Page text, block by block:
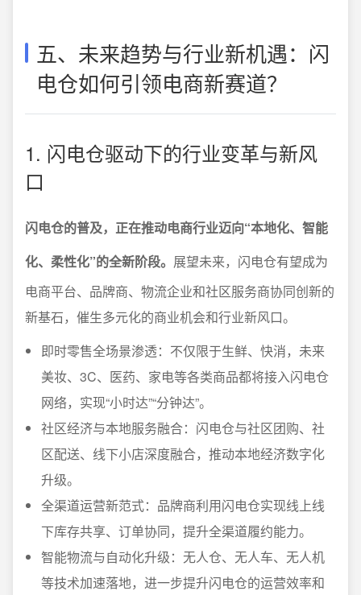
五、未来趋势与行业新机遇：闪
电仓如何引领电商新赛道？
1. 闪电仓驱动下的行业变革与新风
口
闪电仓的普及，正在推动电商行业迈向“本地化、智能
化、柔性化”的全新阶段。 展望未来，闪电仓有望成为
电商平台、品牌商、物流企业和社区服务商协同创新的
新基石，催生多元化的商业机会和行业新风口。
即时零售全场景渗透：不仅限于生鲜、快消，未来
美妆、3C、医药、家电等各类商品都将接入闪电仓
网络，实现“小时达”“分钟达”。
社区经济与本地服务融合：闪电仓与社区团购、社
区配送、线下小店深度融合，推动本地经济数字化
升级。
全渠道运营新范式：品牌商利用闪电仓实现线上线
下库存共享、订单协同，提升全渠道履约能力。
智能物流与自动化升级：无人仓、无人车、无人机
等技术加速落地，进一步提升闪电仓的运营效率和